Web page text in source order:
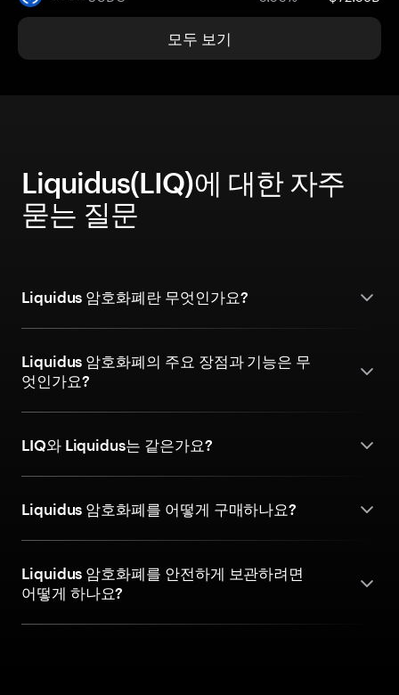
모두 보기
Liquidus(LIQ)에 대한 자주
묻는 질문
Liquidus 암호화폐란 무엇인가요?
Liquidus 암호화폐의 주요 장점과 기능은 무
엇인가요?
LIQ와 Liquidus는 같은가요?
Liquidus 암호화폐를 어떻게 구매하나요?
Liquidus 암호화폐를 안전하게 보관하려면
어떻게 하나요?